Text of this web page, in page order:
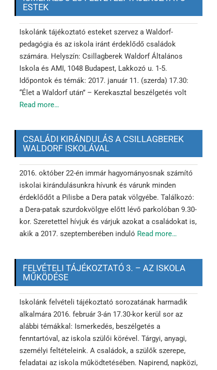
ESTEK
Iskolánk tájékoztató esteket szervez a Waldorf-
pedagógia és az iskola iránt érdeklődő családok
számára. Helyszín: Csillagberek Waldorf Általános
Iskola és AMI, 1048 Budapest, Lakkozó u. 1-5.
Időpontok és témák: 2017. január 11. (szerda) 17.30:
“Élet a Waldorf után” – Kerekasztal beszélgetés volt
Read more…
CSALÁDI KIRÁNDULÁS A CSILLAGBEREK
WALDORF ISKOLÁVAL
2016. október 22-én immár hagyományosnak számító
iskolai kirándulásunkra hívunk és várunk minden
érdeklődőt a Pilisbe a Dera patak völgyébe. Találkozó:
a Dera-patak szurdokvölgye előtt lévő parkolóban 9.30-
kor. Szeretettel hívjuk és várjuk azokat a családokat is,
akik a 2017. szeptemberében induló Read more…
FELVÉTELI TÁJÉKOZTATÓ 3. – AZ ISKOLA
MŰKÖDÉSE
Iskolánk felvételi tájékoztató sorozatának harmadik
alkalmára 2016. február 3-án 17.30-kor kerül sor az
alábbi témákkal: Ismerkedés, beszélgetés a
fenntartóval, az iskola szülői körével. Tárgyi, anyagi,
személyi feltételeink. A családok, a szülők szerepe,
feladatai az iskola működtetésében. Napirend, napközi,